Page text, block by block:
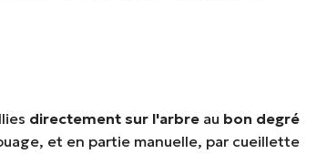
directement sur l'arbre au bon degré
et en partie manuelle, par cueillette